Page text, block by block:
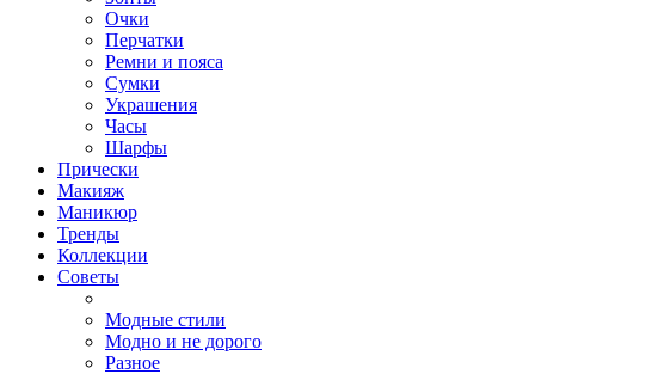
Очки
Перчатки
Ремни и пояса
Сумки
Украшения
Часы
Шарфы
Прически
Макияж
Маникюр
Тренды
Коллекции
Советы
Модные стили
Модно и не дорого
Разное